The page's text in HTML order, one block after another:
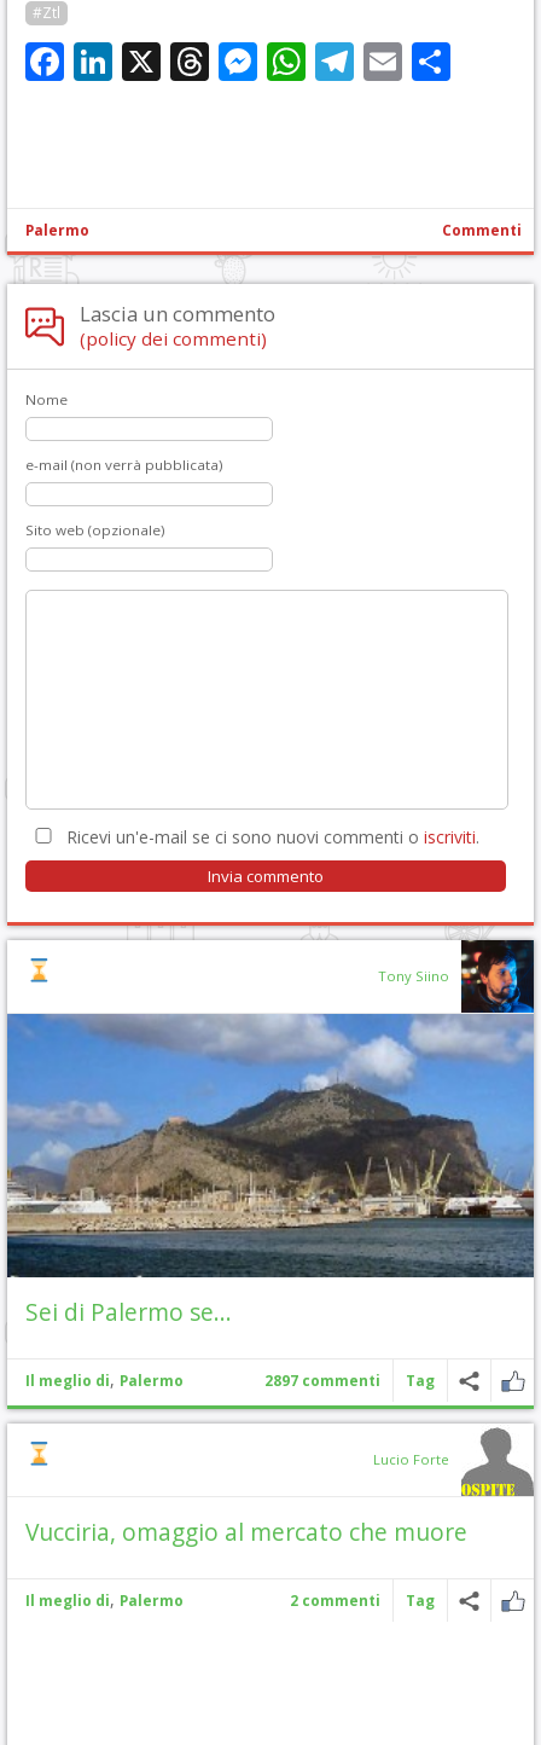
#Ztl
Facebook
LinkedIn
X Threads
Messenger
WhatsApp
Telegram
Email
Palermo Commenti
Lascia un commento
(policy dei commenti)
Nome
e-mail (non verrà pubblicata)
Sito web (opzionale)
Ricevi un'e-mail se ci sono nuovi commenti o iscriviti.
Tony Siino
Sei di Palermo se…
Il meglio di, Palermo 2897 commenti Tag
Lucio Forte
Vucciria, omaggio al mercato che muore
Il meglio di, Palermo 2 commenti Tag